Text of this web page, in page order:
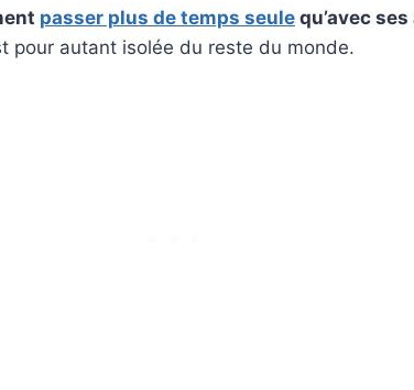
passer plus de temps seule qu’avec
pour autant isolée du reste du monde.